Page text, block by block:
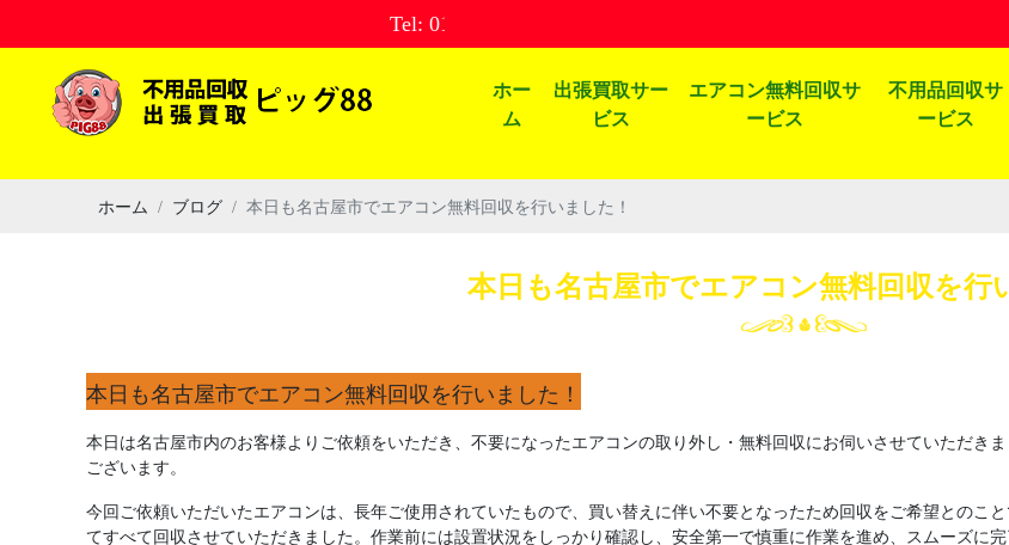
Tel: 0120856775
ホー
ム
出張買取サー
ビス
エアコン無料回収サ
ービス
不用品回収サ
ービス
ホーム ブログ 本日も名古屋市でエアコン無料回収を行いました！
本日も名古屋市でエアコン無料回収を行
本日も名古屋市でエアコン無料回収を行いました！
本日は名古屋市内のお客様よりご依頼をいただき、不要になったエアコンの取り外し・無料回収にお伺いさせていただき
ございます。
今回ご依頼いただいたエアコンは、長年ご使用されていたもので、買い替えに伴い不要となったため回収をご希望とのこ
てすべて回収させていただきました。作業前には設置状況をしっかり確認し、安全第一で慎重に作業を進め、スムーズに完